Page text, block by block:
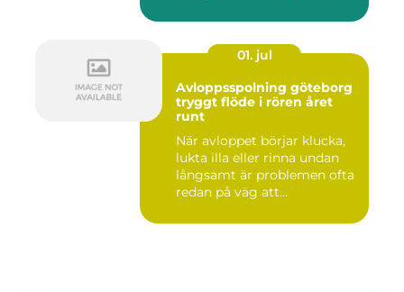
01. jul
Avloppsspolning göteborg
tryggt flöde i rören året
runt
När avloppet börjar klucka,
lukta illa eller rinna undan
långsamt är problemen ofta
redan på väg att...